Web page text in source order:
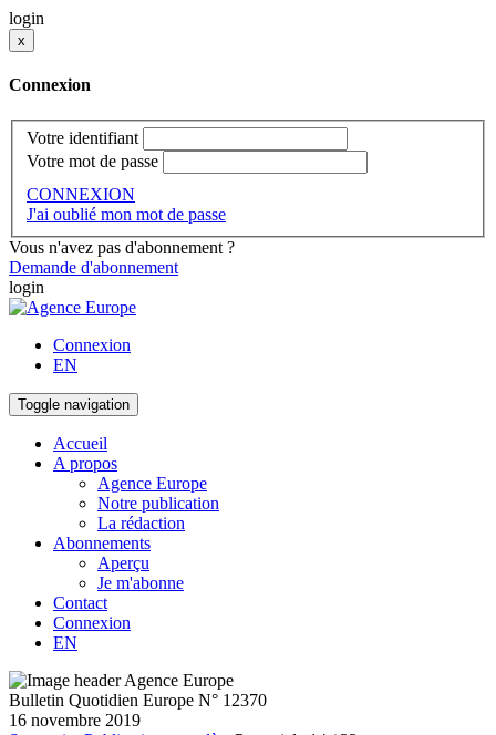
login
x
Connexion
Votre identifiant
Votre mot de passe
CONNEXION
J'ai oublié mon mot de passe
Vous n'avez pas d'abonnement ?
Demande d'abonnement
login
Connexion
EN
Toggle navigation
Accueil
A propos
Agence Europe
Notre publication
La rédaction
Abonnements
Aperçu
Je m'abonne
Contact
Connexion
EN
Bulletin Quotidien Europe N° 12370
16 novembre 2019